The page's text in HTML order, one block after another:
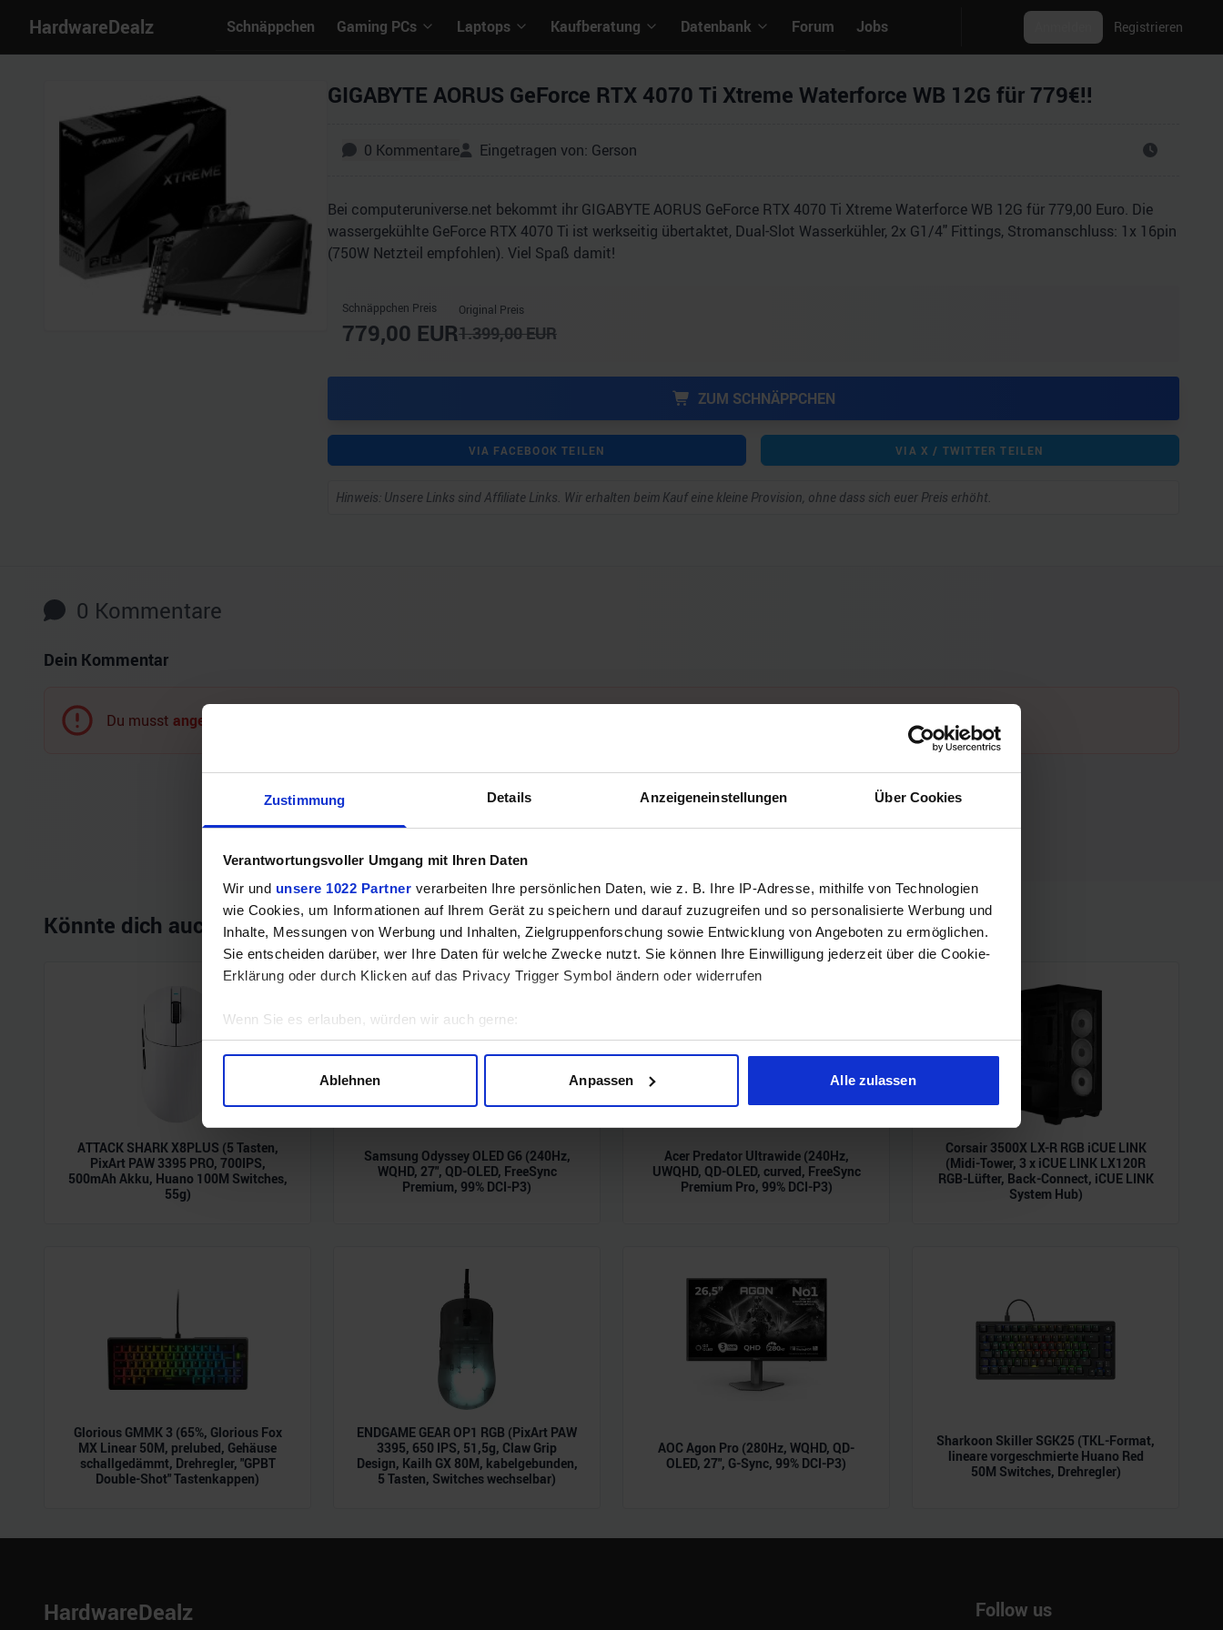
Zustimmung Details Anzeigeneinstellungen Über Cookies
Verantwortungsvoller Umgang mit Ihren Daten
Wir und unsere 1022 Partner verarbeiten Ihre persönlichen Daten, wie z. B. Ihre IP-Adresse, mithilfe von Technologien
wie Cookies, um Informationen auf Ihrem Gerät zu speichern und darauf zuzugreifen und so personalisierte Werbung und
Inhalte, Messungen von Werbung und Inhalten, Zielgruppenforschung sowie Entwicklung von Angeboten zu ermöglichen.
Sie entscheiden darüber, wer Ihre Daten für welche Zwecke nutzt. Sie können Ihre Einwilligung jederzeit über die Cookie-
Erklärung oder durch Klicken auf das Privacy Trigger Symbol ändern oder widerrufen
Wenn Sie es erlauben, würden wir auch gerne:
Informationen über Ihre geografische Lage erfassen, welche bis auf einige Meter genau sein können
Erfahren Sie mehr darüber, wie Ihre persönlichen Daten verarbeitet werden, und legen Sie Ihre Präferenzen im
Wir verwenden Cookies, um Inhalte und Anzeigen zu personalisieren, Funktionen für soziale Medien anbieten zu können
und die Zugriffe auf unsere Website zu analysieren. Außerdem geben wir Informationen zu Ihrer Verwendung unserer
Ablehnen Anpassen Alle zulassen
HardwareDealz Schnäppchen Gaming PCs Laptops Kaufberatung Datenbank Forum Jobs Registrieren
GIGABYTE AORUS GeForce RTX 4070 Ti Xtreme Waterforce WB 12G für 779€!!
0 Kommentare Eingetragen von: Gerson
Bei computeruniverse.net bekommt ihr GIGABYTE AORUS GeForce RTX 4070 Ti Xtreme Waterforce WB 12G für 779,00 Euro. Die
wassergekühlte GeForce RTX 4070 Ti ist werkseitig übertaktet, Dual-Slot Wasserkühler, 2x G1/4" Fittings, Stromanschluss: 1x 16pin
(750W Netzteil empfohlen). Viel Spaß damit!
Schnäppchen Preis
779,00 EUR
Original Preis
1.399,00EUR
ZUM SCHNÄPPCHEN
VIA FACEBOOK TEILEN VIA X / TWITTER TEILEN
Hinweis: Unsere Links sind Affiliate Links. Wir erhalten beim Kauf eine kleine Provision, ohne dass sich euer Preis erhöht.
0 Kommentare
Dein Kommentar
Du musst angemeldet
Könnte dich auch interessieren
ATTACK SHARK X8PLUS (5 Tasten,
PixArt PAW 3395 PRO, 700IPS,
500mAh Akku, Huano 100M Switches,
55g)
Samsung Odyssey OLED G6 (240Hz,
WQHD, 27", QD-OLED, FreeSync
Premium, 99% DCI-P3)
Acer Predator Ultrawide (240Hz,
UWQHD, QD-OLED, curved, FreeSync
Premium Pro, 99% DCI-P3)
Corsair 3500X LX-R RGB iCUE LINK
(Midi-Tower, 3 x iCUE LINK LX120R
RGB-Lüfter, Back-Connect, iCUE LINK
System Hub)
Glorious GMMK 3 (65%, Glorious Fox
MX Linear 50M, prelubed, Gehäuse
schallgedämmt, Drehregler, "GPBT
Double-Shot" Tastenkappen)
ENDGAME GEAR OP1 RGB (PixArt PAW
3395, 650 IPS, 51,5g, Claw Grip
Design, Kailh GX 80M, kabelgebunden,
5 Tasten, Switches wechselbar)
AOC Agon Pro (280Hz, WQHD, QD-
OLED, 27", G-Sync, 99% DCI-P3)
Sharkoon Skiller SGK25 (TKL-Format,
lineare vorgeschmierte Huano Red
50M Switches, Drehregler)
HardwareDealz Follow us